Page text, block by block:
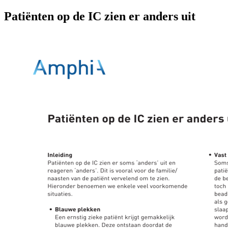
Patiënten op de IC zien er anders uit